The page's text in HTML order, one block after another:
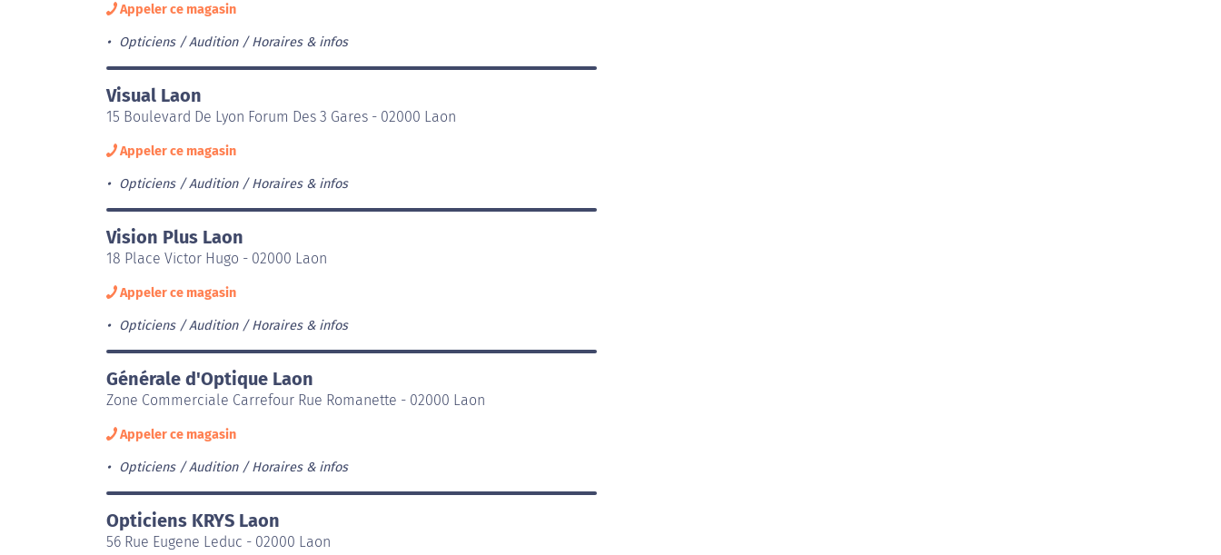
Appeler ce magasin
Opticiens / Audition Horaires & infos
Visual Laon
15 Boulevard De Lyon Forum Des 3 Gares - 02000 Laon
Appeler ce magasin
Opticiens / Audition Horaires & infos
Vision Plus Laon
18 Place Victor Hugo - 02000 Laon
Appeler ce magasin
Opticiens / Audition Horaires & infos
Générale d'Optique Laon
Zone Commerciale Carrefour Rue Romanette - 02000 Laon
Appeler ce magasin
Opticiens / Audition Horaires & infos
Opticiens KRYS Laon
56 Rue Eugene Leduc - 02000 Laon